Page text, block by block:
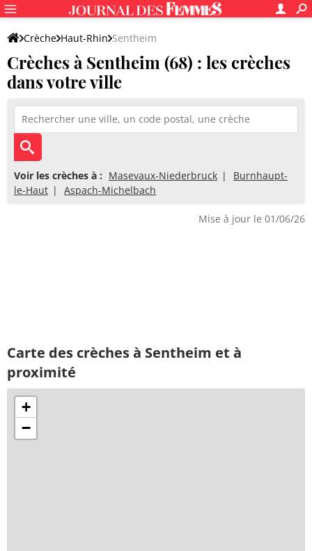
Crèche Haut-Rhin Sentheim
Crèches à Sentheim (68) : les crèches
dans votre ville
Voir les crèches à : Masevaux-Niederbruck
Burnhaupt-
le-Haut
Aspach-Michelbach
Mise à jour le 01/06/26
Carte des crèches à Sentheim et à
proximité
+
−